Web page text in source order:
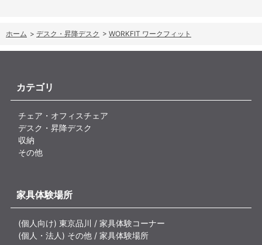
ホーム > デスク・昇降デスク > WORKFIT ワークフィット
カテゴリ
チェア・オフィスチェア
デスク・昇降デスク
収納
その他
家具体験場所
(個人向け) 東京品川 / 家具体験コーナー
(個人・法人) その他 / 家具体験場所